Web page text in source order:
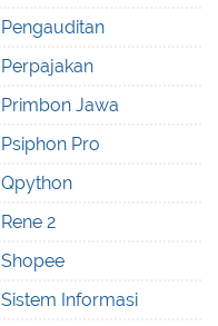
Pengauditan
Perpajakan
Primbon Jawa
Psiphon Pro
Qpython
Rene 2
Shopee
Sistem Informasi